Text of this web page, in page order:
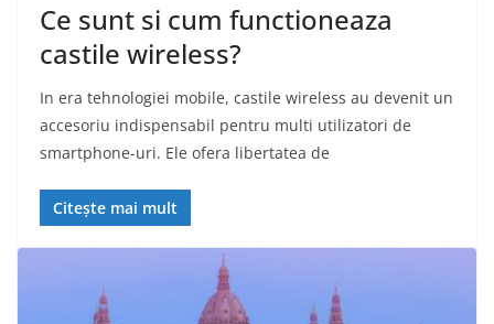
Ce sunt si cum functioneaza
castile wireless?
In era tehnologiei mobile, castile wireless au devenit un
accesoriu indispensabil pentru multi utilizatori de
smartphone-uri. Ele ofera libertatea de
Citește mai mult